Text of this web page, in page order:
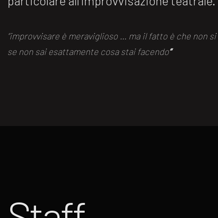
“improvvisare è meraviglioso … ma il fatto è che non
se non sai esattamente cosa stai facendo“